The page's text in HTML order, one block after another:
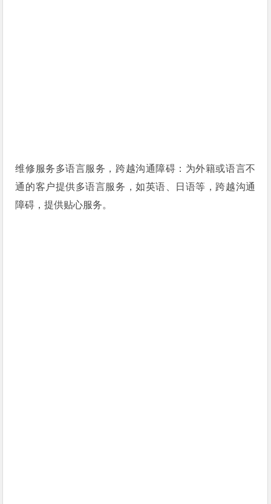
维修服务多语言服务，跨越沟通障碍：为外籍或语言不
通的客户提供多语言服务，如英语、日语等，跨越沟通
障碍，提供贴心服务。